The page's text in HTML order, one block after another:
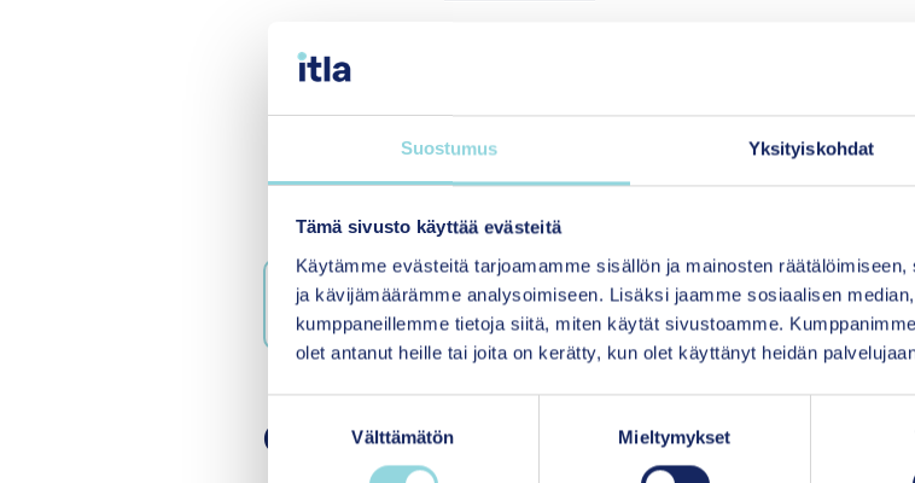
Suostumus Yksityiskohdat
Tämä sivusto käyttää evästeitä
Käytämme evästeitä tarjoamamme sisällön ja mainosten
ja kävijämäärämme analysoimiseen. Lisäksi jaamme sosiaalisen
kumppaneillemme tietoja siitä, miten käytät sivustoamme.
olet antanut heille tai joita on kerätty, kun olet käyttänyt heidän
Välttämätön Mieltymykset
ajatuksiasi liittyen tekoälyyn perheiden arjessa.
tarttua jo nyt.
Varaa paikkasi ja ilmoittaudu mukaan viimeistään 27.5.
Ilmoittautuminen
Ota yhteyttä